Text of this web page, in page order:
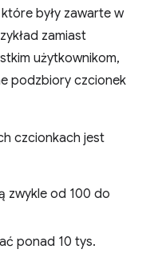
były zawarte w
zamiast
użytkownikom,
podzbiory czcionek
czcionkach jest
zwykle od 100 do
ponad 10 tys.